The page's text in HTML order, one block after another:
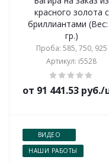
красного золота с
бриллиантами
гр.)
Проба: 585, 750, 925
Артикул: i5528
от 91 441.53
ВИДЕО
НАШИ РАБОТЫ